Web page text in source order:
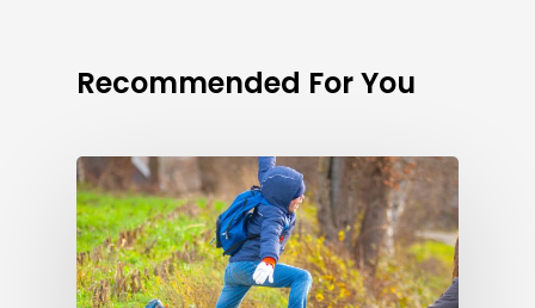
Recommended For You